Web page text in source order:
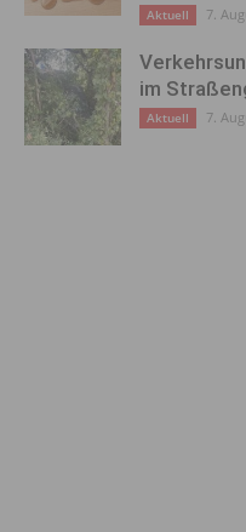
Aktuell 7.
im
Aktuell 7.